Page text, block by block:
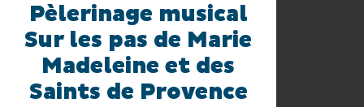
Pèlerinage musical
Sur les pas de Marie
Madeleine et des
Saints de Provence